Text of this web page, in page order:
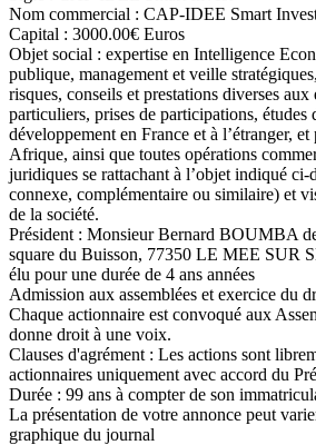
Nom commercial : CAP-IDEE Smart
Capital : 3000.00€ Euros
Objet social : expertise en Intelligence
publique, management et veille
risques, conseils et prestations diverses aux
particuliers, prises de participations, études
développement en France et à l’étranger,
Afrique, ainsi que toutes opérations
juridiques se rattachant à l’objet indiqué ci-
connexe, complémentaire ou similaire) et
de la société.
Président : Monsieur Bernard BOUMBA
square du Buisson, 77350 LE MEE SUR
élu pour une durée de 4 ans années
Admission aux assemblées et exercice du
Chaque actionnaire est convoqué aux
donne droit à une voix.
Clauses d'agrément : Les actions sont
actionnaires uniquement avec accord du
Durée : 99 ans à compter de son
La présentation de votre annonce peut
graphique du journal